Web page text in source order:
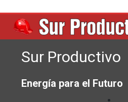
content
Sur Productivo
Energía para el Futuro